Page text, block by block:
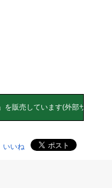
いいね